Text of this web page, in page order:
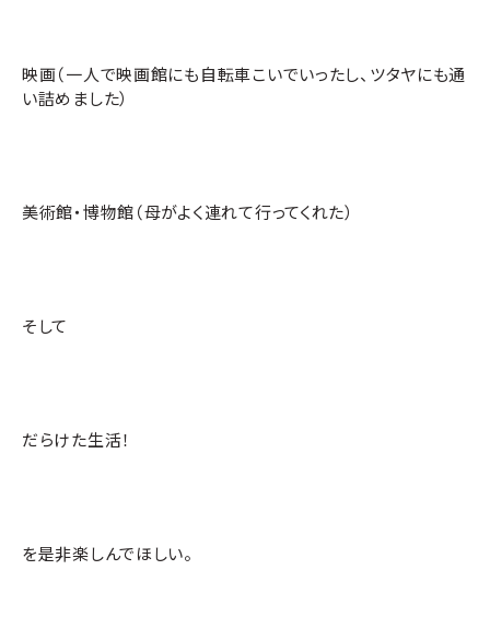
映画（一人で映画館にも自転車こいでいったし、ツタヤにも通
い詰めました）
美術館・博物館（母がよく連れて行ってくれた）
そして
だらけた生活！
を是非楽しんでほしい。